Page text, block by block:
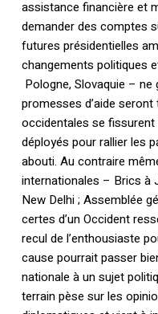
assistance financière et
demander des comptes
futures présidentielles
changements politiques
Pologne, Slovaquie –
promesses d’aide
occidentales se
déployés pour rallier les
abouti. Au contraire
internationales – Brics à
New Delhi ; Assemblée
certes d’un Occident
recul de l’enthousiaste
cause pourrait passer
nationale à un sujet
terrain pèse sur les